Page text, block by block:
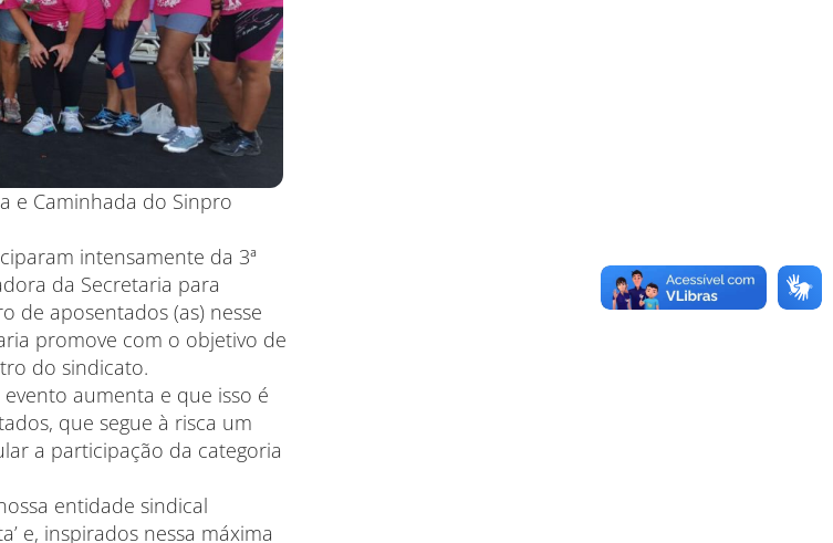
e Caminhada do Sinpro
intensamente da 3ª
da Secretaria para
de aposentados (as) nesse
promove com o objetivo de
do sindicato.
aumenta e que isso é
que segue à risca um
a participação da categoria
entidade sindical
e, inspirados nessa máxima